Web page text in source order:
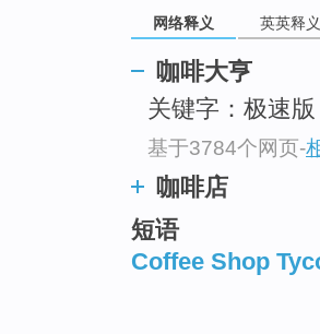
网络释义 英英释义
咖啡大亨
关键字：极速版
基于3784个网页-
咖啡店
短语
Coffee Shop